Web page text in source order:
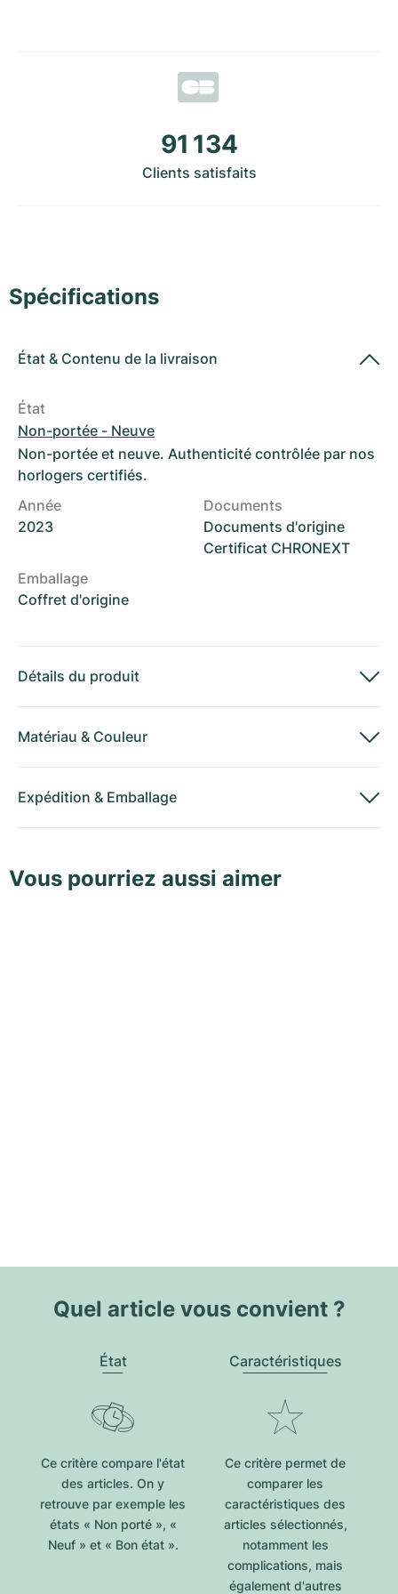
91 134
Clients satisfaits
Spécifications
État & Contenu de la livraison
État
Non-portée - Neuve
Non-portée et neuve. Authenticité contrôlée par nos
horlogers certifiés.
Année
2023
Documents
Documents d'origine
Certificat CHRONEXT
Emballage
Coffret d'origine
Détails du produit
Matériau & Couleur
Expédition & Emballage
Vous pourriez aussi aimer
Quel article vous convient ?
État
Ce critère compare l'état
des articles. On y
retrouve par exemple les
états « Non porté », «
Neuf » et « Bon état ».
Caractéristiques
Ce critère permet de
comparer les
caractéristiques des
articles sélectionnés,
notamment les
complications, mais
également d'autres